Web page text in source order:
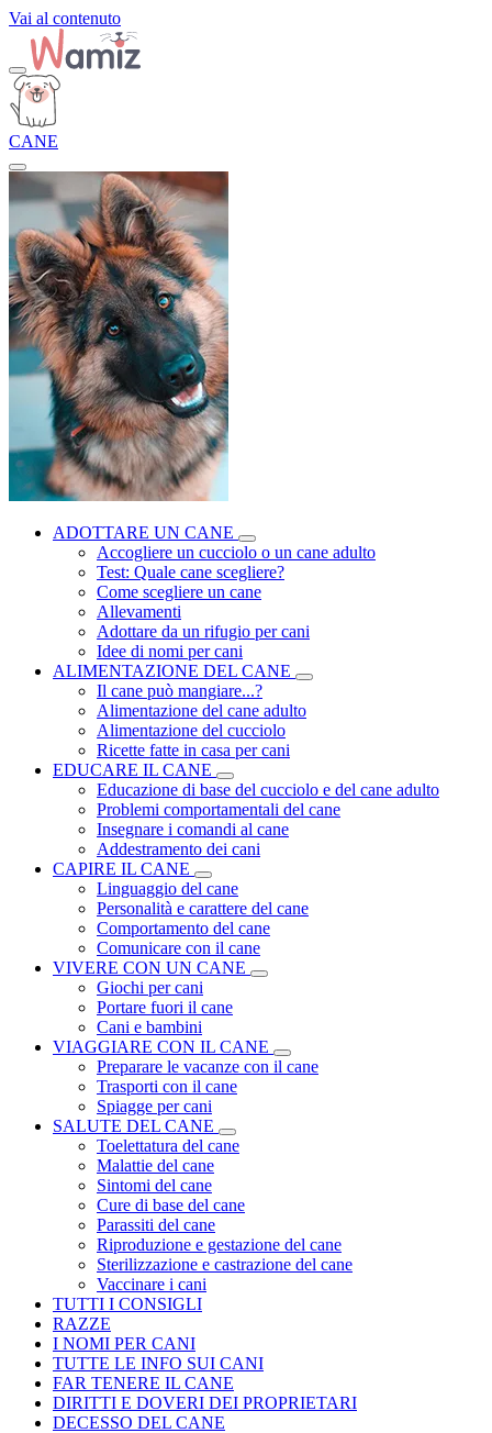
Vai al contenuto
CANE
ADOTTARE UN CANE
Accogliere un cucciolo o un cane adulto
Test: Quale cane scegliere?
Come scegliere un cane
Allevamenti
Adottare da un rifugio per cani
Idee di nomi per cani
ALIMENTAZIONE DEL CANE
Il cane può mangiare...?
Alimentazione del cane adulto
Alimentazione del cucciolo
Ricette fatte in casa per cani
EDUCARE IL CANE
Educazione di base del cucciolo e del cane adulto
Problemi comportamentali del cane
Insegnare i comandi al cane
Addestramento dei cani
CAPIRE IL CANE
Linguaggio del cane
Personalità e carattere del cane
Comportamento del cane
Comunicare con il cane
VIVERE CON UN CANE
Giochi per cani
Portare fuori il cane
Cani e bambini
VIAGGIARE CON IL CANE
Preparare le vacanze con il cane
Trasporti con il cane
Spiagge per cani
SALUTE DEL CANE
Toelettatura del cane
Malattie del cane
Sintomi del cane
Cure di base del cane
Parassiti del cane
Riproduzione e gestazione del cane
Sterilizzazione e castrazione del cane
Vaccinare i cani
TUTTI I CONSIGLI
RAZZE
I NOMI PER CANI
TUTTE LE INFO SUI CANI
FAR TENERE IL CANE
DIRITTI E DOVERI DEI PROPRIETARI
DECESSO DEL CANE